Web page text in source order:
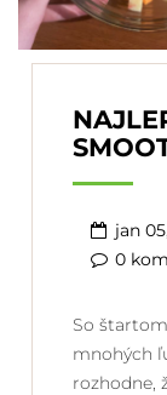
jan
0
So
mnohých
rozhodne,